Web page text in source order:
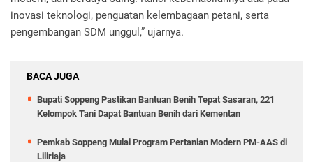
inovasi teknologi, penguatan kelembagaan petani, serta
pengembangan SDM unggul,” ujarnya.
BACA JUGA
Bupati Soppeng Pastikan Bantuan Benih Tepat Sasaran, 221
Kelompok Tani Dapat Bantuan Benih dari Kementan
Pemkab Soppeng Mulai Program Pertanian Modern PM-AAS di
Liliriaja